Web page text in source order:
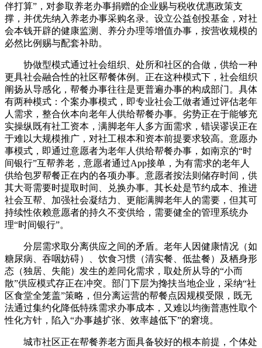
伴打算”，对参取养老办事捐赠的企业赐与税收优惠政策支
撑，并优先纳入养老办事采购名录。设立公益创投基金，对社
会本钱开辟的健康监测、养分办理等增值办事，按营收规模的
必然比例赐与配套补助。
协做型模式通过社会组织、处所和社区的合做，供给一种
更具社会融合性的社区帮餐体例。正在这种模式下，社会组织
阐扬从导感化，帮餐办事往往是更普遍办事的构成部门。具体
有两种模式：个案办事模式，即专业社会工做者通过评估老年
人需求，整合伙本向老年人供给帮餐办事。劣势正在于能够充
实操纵既有社工资本，满脚老年人多方面需求，错误谬误正在
于难以大规模推广，对社工根本和资本前提要求较高。意愿办
事模式，即通过意愿者为老年人供给帮餐办事，如南京的“时
间银行”互帮养老，意愿者通过App接单，为有需求的老年人
供给包罗帮餐正在内的各项办事。意愿者按法则储存时间，供
其大哥需要时提取时间、兑换办事。其长处是节约成本、推进
社会互帮、加强社会凝结力、更能满脚老年人的需要，但其可
持续性依赖意愿者的持久不变供给，需要健全的管理系统办
理“时间银行”。
分层需求取分离供应之间的矛盾。老年人因健康情况（如
糖尿病、吞咽妨碍）、饮食习惯（清实餐、低盐餐）及栖身形
态（独居、失能）发生的差同化需求，取处所从导的“小而
散”供应模式存正在冲突。部门下层为搀扶当地企业，采纳“社
区食堂全笼盖”策略，但分离运营的帮餐点因规模受限，既无
法通过集约化降低特殊需求办事成本，又难以均衡普惠性取个
性化方针，陷入“办事越扩张、效率越低下”的窘境。
城市社区正在帮餐养老方面具备较好的根本前提，个体处